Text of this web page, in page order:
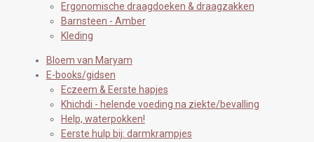
Ergonomische draagdoeken & draagzakken
Barnsteen - Amber
Kleding
Bloem van Maryam
E-books/gidsen
Eczeem & Eerste hapjes
Khichdi - helende voeding na ziekte/bevalling
Help, waterpokken!
Eerste hulp bij: darmkrampjes